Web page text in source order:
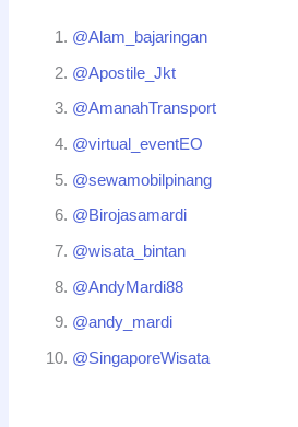
@Alam_bajaringan
@Apostile_Jkt
@AmanahTransport
@virtual_eventEO
@sewamobilpinang
@Birojasamardi
@wisata_bintan
@AndyMardi88
@andy_mardi
@SingaporeWisata